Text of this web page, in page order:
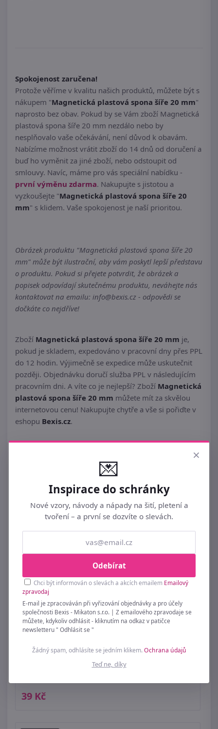
Spokojenost zaručena!
Protože věříme v kvalitu našich produktů, můžete být s
nákupem "Magnetická plastová spona šíře 20 mm"
naprosto bez obav. Pokud by se Vám zboží Magnetická
plastová spona šíře 20 mm nezdálo nebo by
nesplňovalo vaše očekávání, není důvod k obavám.
Nabízíme možnost vrátit zboží do 14 dnů od doručení a
buď ho vyměnit za jiné zboží, nebo odstoupit od
smlouvy. Navíc, máme pro vás speciální nabídku -
první výměnu zdarma. Nakupujte s jistotou a
vyzkoušejte "Magnetická plastová spona šíře 20
mm" s klidem. Vaše spokojenost je naší prioritou.
Obrázek produktu "Magnetická plastová spona šíře 20
mm" může být ilustrační, aby vám poskytl lepší představu
o produktu. Pokud si přejete potvrdit, že obrázek a
popisek odpovídají skutečnému produktu, neváhejte nás
kontaktovat na emailu: info@bexis.cz - odpovědi se
dočkáte co nejdříve!
Zboží Magnetická plastová spona šíře 20 mm je,
pokud je skladem, expedováno v pracovní dny přes PPL
do 12 hodin. Výjimečně se expedice může uskutečnit
později. Objednávku doručí služba PPL v následujícím
pracovním dni. A víte co je nejlepší? Zboží Magnetická
plastová spona šíře 20 mm můžete mít za skvělou
internetovou cenu! Nakupujte chytře a vše si pořiďte v
eshopu Bexis.cz.
Podobné ► PLASTOVÁ GALANTERIE
39 Kč
×
💌
Inspirace do schránky
Nové vzory, návody a nápady na šití, pletení a
tvoření – a první se dozvíte o slevách.
Odebírat
Chci být informován o slevách a akcích emailem Emailový
zpravodaj
E-mail je zpracováván při vyřizování objednávky a pro účely
společnosti Bexis - Mikaton s.r.o. | Z emailového zpravodaje se
můžete, kdykoliv odhlásit - kliknutím na odkaz v patičce
newsletteru " Odhlásit se "
Žádný spam, odhlásíte se jedním klikem.Ochrana údajů
Teď ne, díky